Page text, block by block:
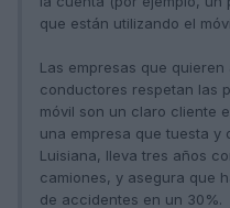
que están utilizando el
Las empresas que
conductores respetan las
móvil son un claro clien­te
una empresa que tuesta y
Luisiana, lleva tres años
camiones, y asegura que
de accidentes en un 30%.